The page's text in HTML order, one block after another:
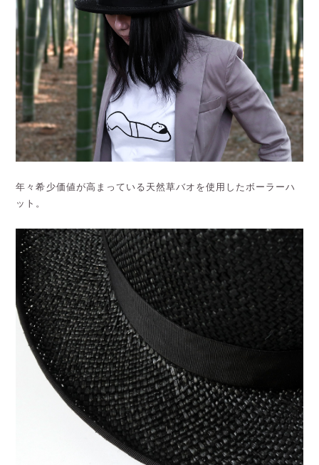
年々希少価値が高まっている天然草バオを使用したボーラーハ
ット。